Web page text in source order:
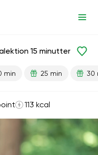
Fleksibilitet15 minutter
min 25 min 30
113 kcal